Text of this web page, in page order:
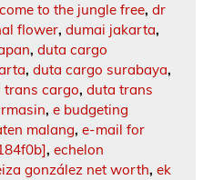
to the jungle free, dr
flower, dumai jakarta,
, duta cargo
, duta cargo surabaya,
trans cargo, duta trans
, e budgeting
malang, e-mail for
, echelon
gonzález net worth, ek